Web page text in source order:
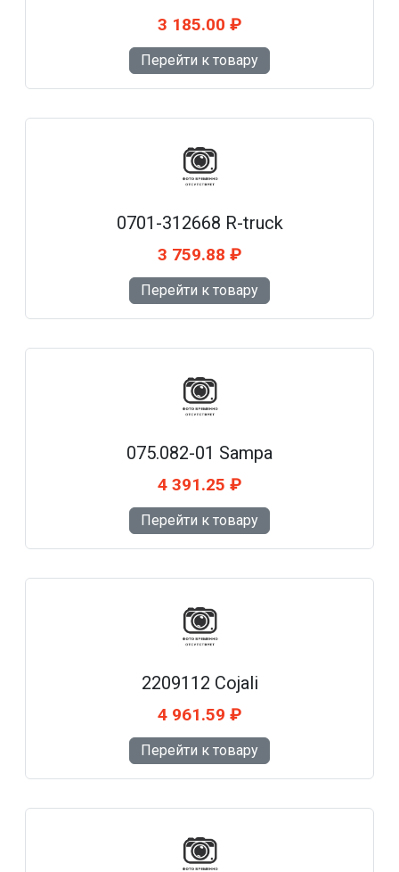
3 185.00 ₽
Перейти к товару
0701-312668 R-truck
3 759.88 ₽
Перейти к товару
075.082-01 Sampa
4 391.25 ₽
Перейти к товару
2209112 Cojali
4 961.59 ₽
Перейти к товару